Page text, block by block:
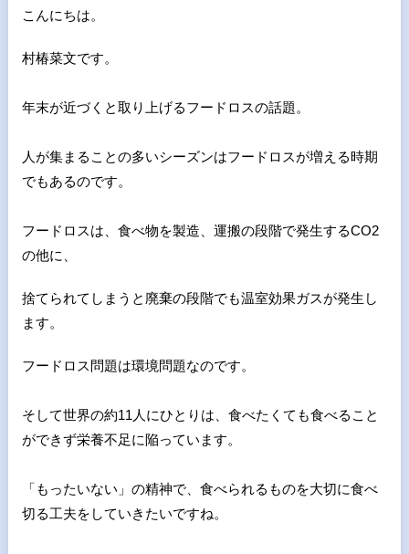
こんにちは。
村椿菜文です。
年末が近づくと取り上げるフードロスの話題。
人が集まることの多いシーズンはフードロスが増える時期
でもあるのです。
フードロスは、食べ物を製造、運搬の段階で発生するCO2
の他に、
捨てられてしまうと廃棄の段階でも温室効果ガスが発生し
ます。
フードロス問題は環境問題なのです。
そして世界の約11人にひとりは、食べたくても食べること
ができず栄養不足に陥っています。
「もったいない」の精神で、食べられるものを大切に食べ
切る工夫をしていきたいですね。